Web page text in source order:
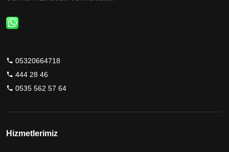
05320664718
444 28 46
0535 562 57 64
Hizmetlerimiz